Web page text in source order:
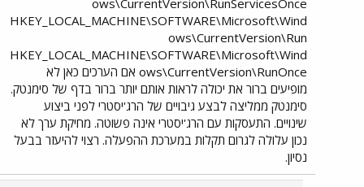
HKEY_LOCAL_MACHINE\SOFTWARE\Microsoft\Wind
ows\CurrentVersion\Run
HKEY_LOCAL_MACHINE\SOFTWARE\Microsoft\Wind
ows\CurrentVersion\RunOnce אם הערכים כאן לא
מופיעים ברור את יכולה לראות אותם יותר ברור בדף של סימנטק.
סימנטק ממליצה לבצע גיבויים של הרג'יסטרי לפני ביצוע
שינויים. התעסקות עם הרג'יסטרי אינה פשוטה. מחיקת ערך לא
נכון עלולה לגרום תקלות במערכת ההפעלה. רצוי להיעזר בבעל
נסיון.